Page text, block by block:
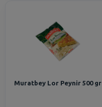
Muratbey Lor Peynir 500 gr